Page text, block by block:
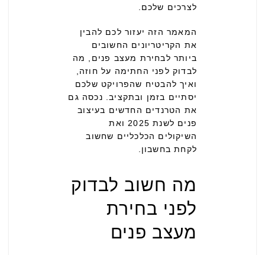
לצרכים שלכם.
המאמר הזה יעזור לכם להבין
את הקריטריונים החשובים
ביותר לבחירת מעצב פנים, מה
לבדוק לפני החתימה על חוזה,
ואיך להבטיח שהפרויקט שלכם
יסתיים בזמן ובתקציב. נכסה גם
את הטרנדים החדשים בעיצוב
פנים לשנת 2025 ואת
השיקולים הכלכליים שחשוב
לקחת בחשבון.
מה חשוב לבדוק
לפני בחירת
מעצב פנים